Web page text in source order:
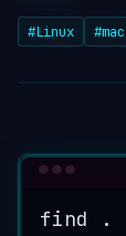
#Linux #mac
find .